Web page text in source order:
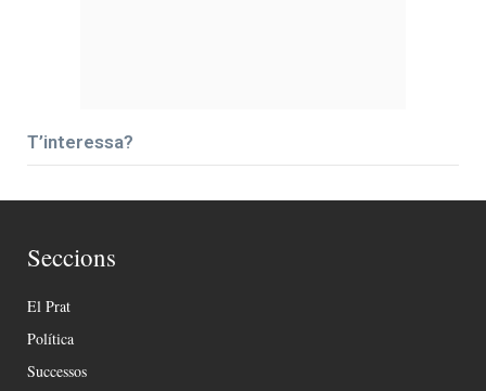
T’interessa?
Seccions
El Prat
Política
Successos